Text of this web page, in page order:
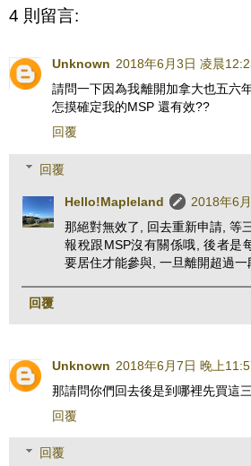
4 則留言:
Unknown 2018年6月3日 凌晨
請問一下因為我離開加拿大也五六
怎摸確定我的MSP 還有效??
回覆
回覆
Hello!Mapleland
2018年6
那絕對無效了, 回去重新申請, 等
報稅跟MSP沒有關係哦, 後者是
要居住才能參與, 一旦離開超過一
回覆
Unknown 2018年6月7日 晚上
那請問你們回去後是到哪裡先買這
回覆
回覆